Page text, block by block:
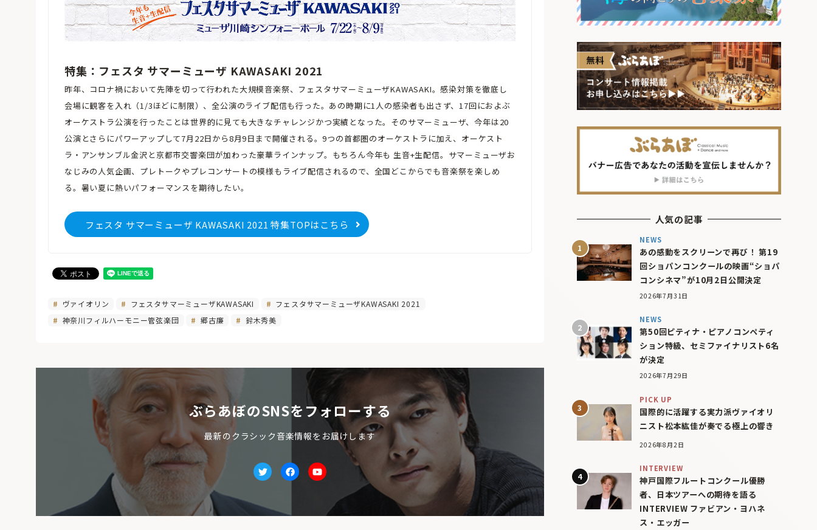
特集：フェスタ サマーミューザ KAWASAKI 2021
昨年、コロナ禍において先陣を切って行われた大規模音楽祭、フェスタサマーミューザKAWASAKI。感染対策を徹底し
会場に観客を入れ（1/3ほどに制限）、全公演のライブ配信も行った。あの時期に1人の感染者も出さず、17回におよぶ
オーケストラ公演を行ったことは世界的に見ても大きなチャレンジかつ実績となった。そのサマーミューザ、今年は20
公演とさらにパワーアップして7月22日から8月9日まで開催される。9つの首都圏のオーケストラに加え、オーケスト
ラ・アンサンブル金沢と京都市交響楽団が加わった豪華ラインナップ。もちろん今年も 生音+生配信。サマーミューザお
なじみの人気企画、プレトークやプレコンサートの模様もライブ配信されるので、全国どこからでも音楽祭を楽しめ
る。暑い夏に熱いパフォーマンスを期待したい。
フェスタ サマーミューザ KAWASAKI 2021 特集TOPはこちら
ヴァイオリン フェスタサマーミューザKAWASAKI
フェスタサマーミューザKAWASAKI 2021
神奈川フィルハーモニー管弦楽団
郷古廉 鈴木秀美
ぶらあぼのSNSをフォローする
最新のクラシック音楽情報をお届けします
TwitterfacebookYoutube
人気の記事
NEWS
あの感動をスクリーンで再び！ 第19
回ショパンコンクールの映画“ショパ
コンシネマ”が10月2日公開決定
2026年7月31日
NEWS
第50回ピティナ・ピアノコンペティ
ション特級、セミファイナリスト6名
が決定
2026年7月29日
PICK UP
国際的に活躍する実力派ヴァイオリ
ニスト松本紘佳が奏でる極上の響き
2026年8月2日
INTERVIEW
神戸国際フルートコンクール優勝
者、日本ツアーへの期待を語る
INTERVIEW ファビアン・ヨハネ
ス・エッガー